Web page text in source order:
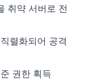
취약 서버로 전
렬화되어 공격
권한 획득